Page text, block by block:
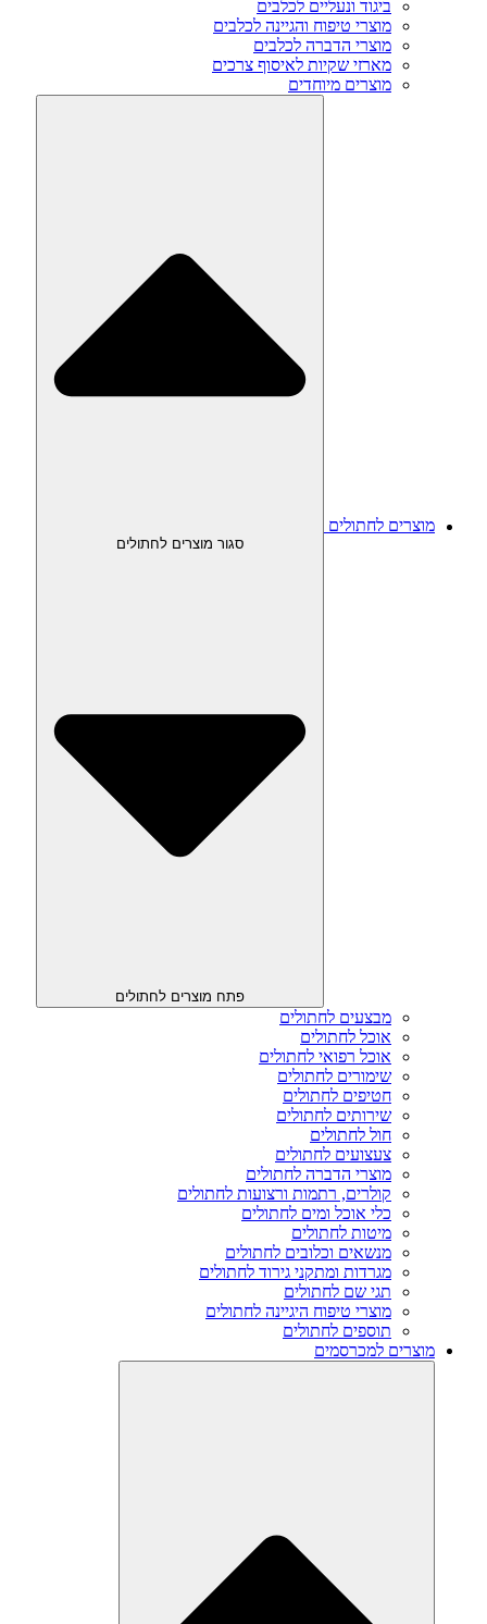
ביגוד ונעליים לכלבים
מוצרי טיפוח והגיינה לכלבים
מוצרי הדברה לכלבים
מארזי שקיות לאיסוף צרכים
מוצרים מיוחדים
מוצרים לחתולים
סגור מוצרים לחתולים
פתח מוצרים לחתולים
מבצעים לחתולים
אוכל לחתולים
אוכל רפואי לחתולים
שימורים לחתולים
חטיפים לחתולים
שירותים לחתולים
חול לחתולים
צעצועים לחתולים
מוצרי הדברה לחתולים
קולרים, רתמות ורצועות לחתולים
כלי אוכל ומים לחתולים
מיטות לחתולים
מנשאים וכלובים לחתולים
מגרדות ומתקני גירוד לחתולים
תגי שם לחתולים
מוצרי טיפוח היגיינה לחתולים
תוספים לחתולים
מוצרים למכרסמים